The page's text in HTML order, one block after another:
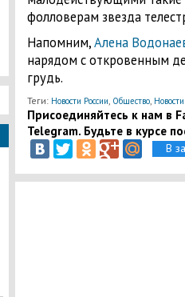
фолловерам звезда
Напомним,Алена
нарядом с откровенным
грудь.
Теги: Новости России Общество,
Присоединяйтесь к нам в
Telegram. Будьте в курсе
В